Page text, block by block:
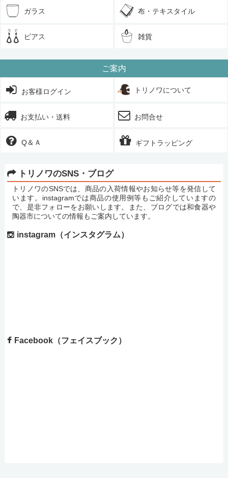
ガラス 布・テキスタイル
ピアス 雑貨
ご案内
お客様ログイン トリノワについて
お支払い・送料 お問合せ
Q＆Ａ ギフトラッピング
トリノワのSNS・ブログ
トリノワのSNSでは、商品の入荷情報やお知らせ等を発信して
います。instagramでは商品の使用例等もご紹介していますの
で、是非フォローをお願いします。また、ブログでは和食器や
陶器市についての情報もご案内しています。
instagram（インスタグラム）
Facebook（フェイスブック）